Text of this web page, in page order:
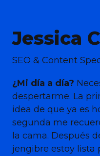
Jessica
SEO & Content
¿Mi día a día?
despertarme. La
idea de que ya es
segunda me
la cama. Después
jengibre estoy lista